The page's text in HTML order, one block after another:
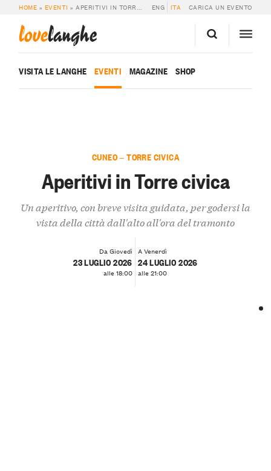
HOME » EVENTI »APERITIVI IN TORRE CIVICA ENG ITA CARICA UN EVENTO
lovelanghe
VISITA LE LANGHE EVENTI MAGAZINE SHOP
CUNEO — TORRE CIVICA
Aperitivi in Torre civica
Un aperitivo, con breve visita guidata, per godersi la
vista della città dall'alto all'ora del tramonto
Da Giovedì
23 LUGLIO 2026
alle 18:00
A Venerdì
24 LUGLIO 2026
alle 21:00